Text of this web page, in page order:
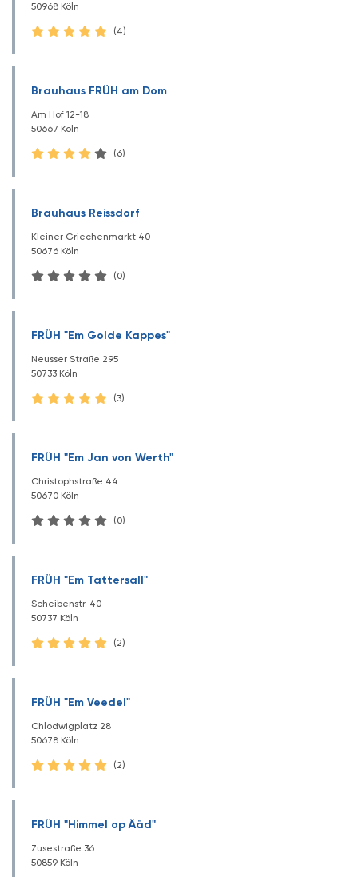
50968 Köln
(4)
Brauhaus FRÜH am Dom
Am Hof 12-18
50667 Köln
(6)
Brauhaus Reissdorf
Kleiner Griechenmarkt 40
50676 Köln
(0)
FRÜH "Em Golde Kappes"
Neusser Straße 295
50733 Köln
(3)
FRÜH "Em Jan von Werth"
Christophstraße 44
50670 Köln
(0)
FRÜH "Em Tattersall"
Scheibenstr. 40
50737 Köln
(2)
FRÜH "Em Veedel"
Chlodwigplatz 28
50678 Köln
(2)
FRÜH "Himmel op Ääd"
Zusestraße 36
50859 Köln